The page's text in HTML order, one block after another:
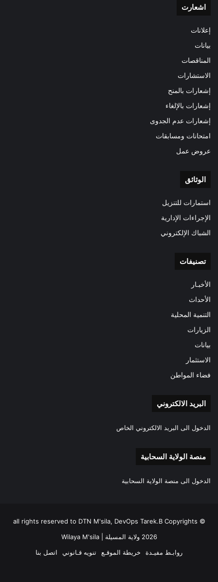
اشعارت
إعلانات
بيانات
المناقصات
الاستشارات
إشعارات بالمنح
إشعارات بالإلغاء
إشعارات عدم الجدوى
امتحانات ومسابقات
عروض عمل
الوثائق
استمارات للتنزيل
الإجراءات الإدارية
الشباك الإلكتروني
تصنيفات
الأخبـار
الأحداث
التنمية المحلية
الزيارات
بيانات
الاستثمار
فضاء المواطن
البريد الالكتروني
الدخول الى البريد الالكتروني الخاص
منصة الولاية السحابية
الدخول الى منصة الولاية السحابية
all rights reserved to DTN M'sila, DevOps Tarek.B Copyrights ©
2026 ولاية المسيلة | Wilaya M'sila
روابـط مفيـدة
خريطة الموقـع تنويه قـانوني اتصل بنا